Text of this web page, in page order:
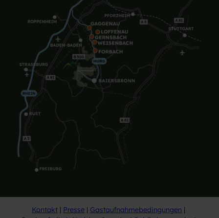
Kontakt Presse
Gastaufnahmebedingungen